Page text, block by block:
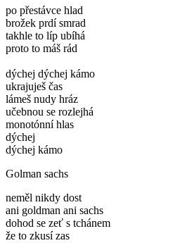
po přestávce hlad
brožek prdí smrad
takhle to líp ubíhá
proto to máš rád
dýchej dýchej kámo
ukrajuješ čas
lámeš nudy hráz
učebnou se rozlejhá
monotónní hlas
dýchej
dýchej kámo
Golman sachs
neměl nikdy dost
ani goldman ani sachs
dohod se zeť s tchánem
že to zkusí zas